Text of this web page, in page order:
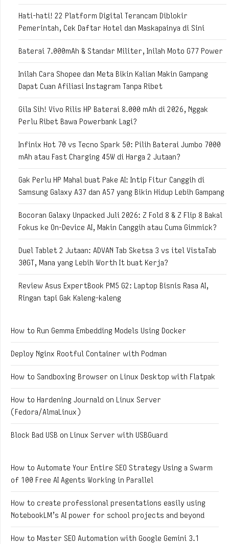
Hati-hati! 22 Platform Digital Terancam Diblokir
Pemerintah, Cek Daftar Hotel dan Maskapainya di Sini
Baterai 7.000mAh & Standar Militer, Inilah Moto G77 Power
Inilah Cara Shopee dan Meta Bikin Kalian Makin Gampang
Dapat Cuan Afiliasi Instagram Tanpa Ribet
Gila Sih! Vivo Rilis HP Baterai 8.000 mAh di 2026, Nggak
Perlu Ribet Bawa Powerbank Lagi?
Infinix Hot 70 vs Tecno Spark 50: Pilih Baterai Jumbo 7000
mAh atau Fast Charging 45W di Harga 2 Jutaan?
Gak Perlu HP Mahal buat Pake AI: Intip Fitur Canggih di
Samsung Galaxy A37 dan A57 yang Bikin Hidup Lebih Gampang
Bocoran Galaxy Unpacked Juli 2026: Z Fold 8 & Z Flip 8 Bakal
Fokus ke On-Device AI, Makin Canggih atau Cuma Gimmick?
Duel Tablet 2 Jutaan: ADVAN Tab Sketsa 3 vs itel VistaTab
30GT, Mana yang Lebih Worth It buat Kerja?
Review Asus ExpertBook PM5 G2: Laptop Bisnis Rasa AI,
Ringan tapi Gak Kaleng-kaleng
How to Run Gemma Embedding Models Using Docker
Deploy Nginx Rootful Container with Podman
How to Sandboxing Browser on Linux Desktop with Flatpak
How to Hardening Journald on Linux Server
(Fedora/AlmaLinux)
Block Bad USB on Linux Server with USBGuard
How to Automate Your Entire SEO Strategy Using a Swarm
of 100 Free AI Agents Working in Parallel
How to create professional presentations easily using
NotebookLM’s AI power for school projects and beyond
How to Master SEO Automation with Google Gemini 3.1